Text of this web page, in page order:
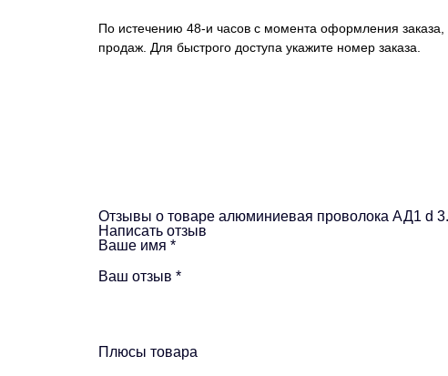
По истечению 48-и часов с момента оформления
продаж. Для быстрого доступа укажите номер заказа.
Отзывы о товаре алюминиевая проволока АД1
Написать отзыв
Ваше имя *
Ваш отзыв *
Плюсы товара